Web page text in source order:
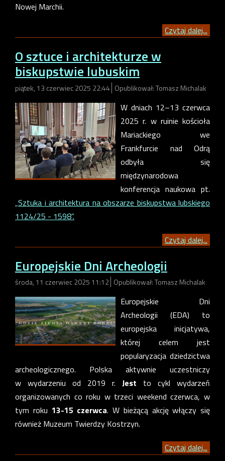
Nowej Marchii.
Czytaj dalej...
O sztuce i architekturze w
biskupstwie lubuskim
piątek, 13 czerwiec 2025 22:44 Opublikował: Tomasz Michalak
W dniach 12–13 czerwca
2025 r. w ruinie kościoła
Mariackiego we
Frankfurcie nad Odrą
odbyła się
międzynarodowa
konferencja naukowa pt.
„Sztuka i architektura na obszarze biskupstwa lubskiego
1124/25 - 1598”.
Czytaj dalej...
Europejskie Dni Archeologii
środa, 11 czerwiec 2025 11:12 Opublikował: Tomasz Michalak
Europejskie Dni
Archeologii (EDA) to
europejska inicjatywa,
której celem jest
popularyzacja dziedzictwa
archeologicznego. Polska aktywnie uczestniczy
w wydarzeniu od 2019 r. Jest to cykl wydarzeń
organizowanych co roku w trzeci weekend czerwca, w
tym roku 13-15 czerwca. W bieżącą akcję włączy się
również Muzeum Twierdzy Kostrzyn.
Czytaj dalej...